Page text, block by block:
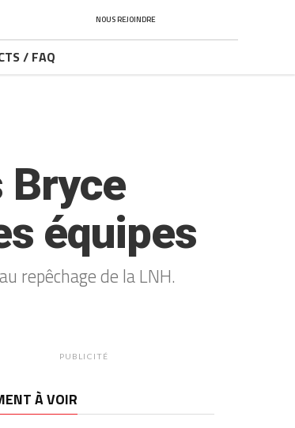
NOUS REJOINDRE
/ FAQ
Bryce
équipes
repêchage de la LNH.
PUBLICITÉ
À VOIR